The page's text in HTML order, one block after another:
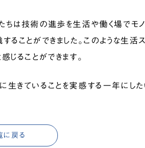
ちは技術の進歩を生活や働く場でモ
ることができました。このような生
じることができます。
生きていることを実感する一年にした
に戻る